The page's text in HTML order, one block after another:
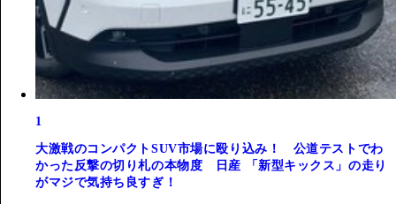
1
大激戦のコンパクトSUV市場に殴り込み！ 公道テストでわ
かった反撃の切り札の本物度 日産 「新型キックス」の走り
がマジで気持ち良すぎ！